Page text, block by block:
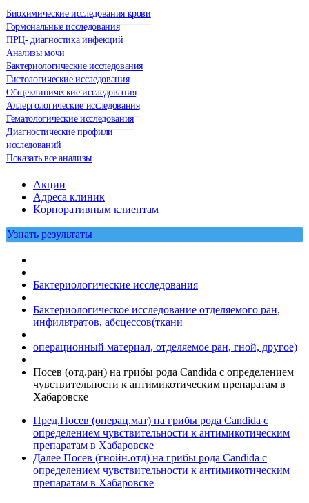
Биохимические исследования крови
Гормональные исследования
ПРЦ- диагностика инфекций
Анализы мочи
Бактериологические исследования
Гистологические исследования
Общеклинические исследования
Аллергологические исследования
Гематологические исследования
Диагностические профили
исследований
Показать все анализы
Акции
Адреса клиник
Кoрпоративным клиентам
Узнать результаты
Бактериологические исследования
Бактериологическое исследование отделяемого ран,
инфильтратов, абсцессов(ткани
операционный материал, отделяемое ран, гной, другое)
Посев (отд.ран) на грибы рода Candida с определением
чувствительности к антимикотическим препаратам в
Хабаровске
Пред.Посев (операц.мат) на грибы рода Candida с
определением чувствительности к антимикотическим
препаратам в Хабаровске
Далее Посев (гнойн.отд) на грибы рода Candida с
определением чувствительности к антимикотическим
препаратам в Хабаровске